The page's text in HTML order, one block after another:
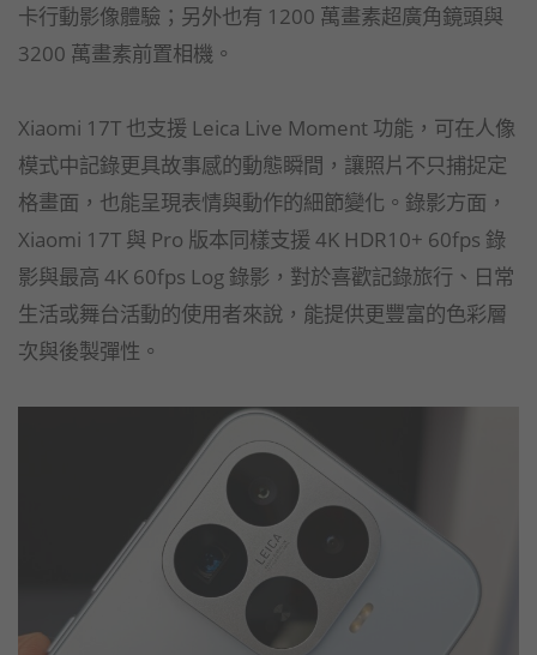
卡行動影像體驗；另外也有 1200 萬畫素超廣角鏡頭與
3200 萬畫素前置相機。
Xiaomi 17T 也支援 Leica Live Moment 功能，可在人像
模式中記錄更具故事感的動態瞬間，讓照片不只捕捉定
格畫面，也能呈現表情與動作的細節變化。錄影方面，
Xiaomi 17T 與 Pro 版本同樣支援 4K HDR10+ 60fps 錄
影與最高 4K 60fps Log 錄影，對於喜歡記錄旅行、日常
生活或舞台活動的使用者來說，能提供更豐富的色彩層
次與後製彈性。